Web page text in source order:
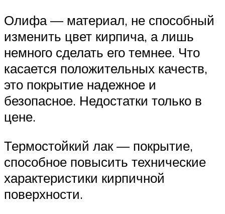
Олифа — материал, не способный
изменить цвет кирпича, а лишь
немного сделать его темнее. Что
касается положительных качеств,
это покрытие надежное и
безопасное. Недостатки только в
цене.
Термостойкий лак — покрытие,
способное повысить технические
характеристики кирпичной
поверхности.